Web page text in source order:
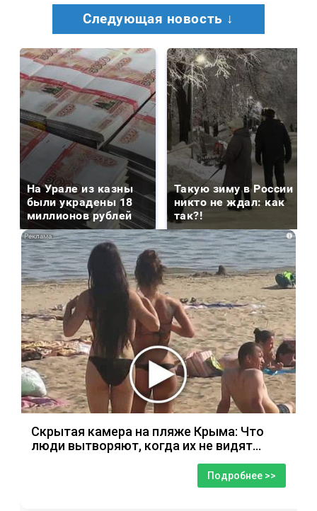
Следующая новость ↓
На Урале из казны
были украдены 18
миллионов рублей
Такую зиму в России
никто не ждал: как
так?!
i
Скрытая камера на пляже Крыма: Что
люди вытворяют, когда их не видят...
Подробнее >>